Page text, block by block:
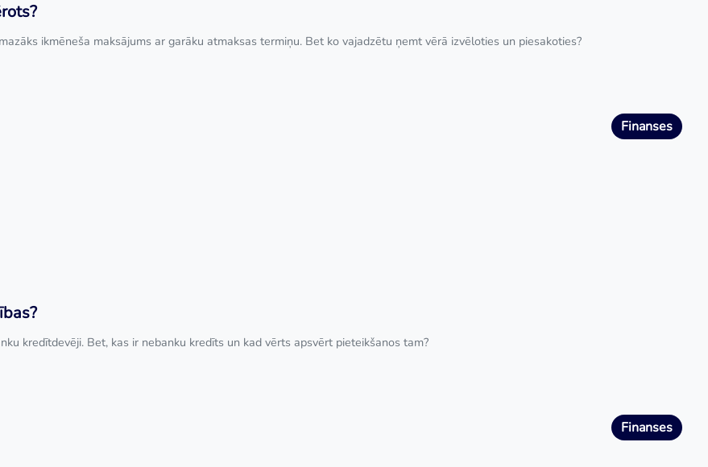
ikmēneša maksājums ar garāku atmaksas termiņu. Bet ko vajadzētu ņemt vērā izvēloties un piesakoties?
Finanses
kredītdevēji. Bet, kas ir nebanku kredīts un kad vērts apsvērt pieteikšanos tam?
Finanses